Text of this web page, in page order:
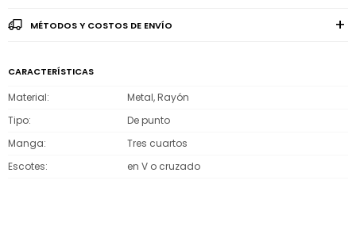
MÉTODOS Y COSTOS DE ENVÍO
CARACTERÍSTICAS
Material
Metal, Rayón
Tipo
De punto
Manga
Tres cuartos
Escotes
en V o cruzado